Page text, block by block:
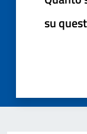
su